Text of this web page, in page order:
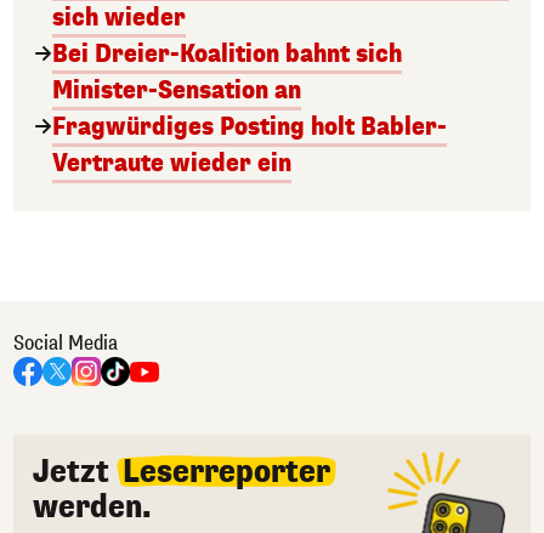
sich wieder
Bei Dreier-Koalition bahnt sich
Minister-Sensation an
Fragwürdiges Posting holt Babler-
Vertraute wieder ein
Social Media
Jetzt Leserreporter
werden.